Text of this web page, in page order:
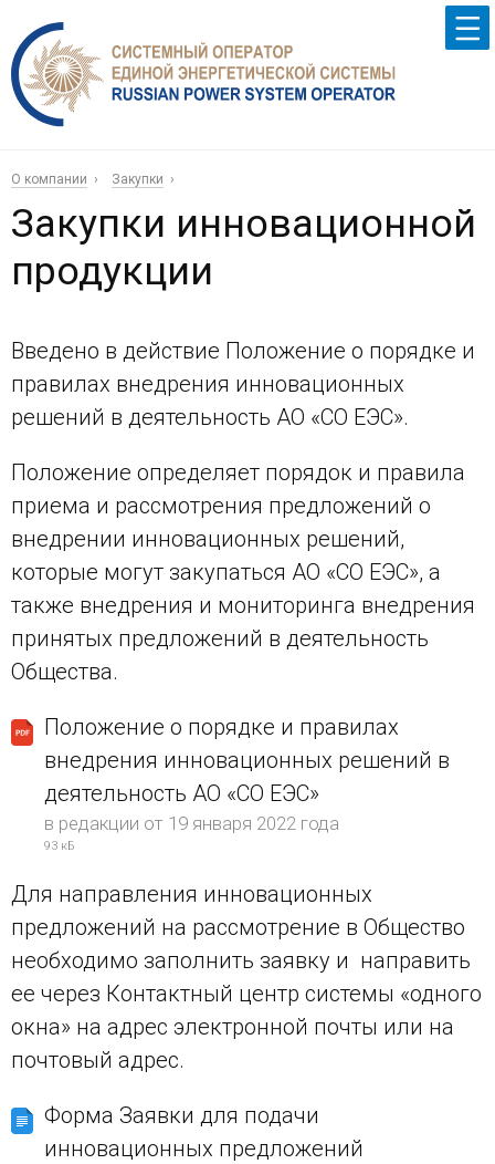
О компании Закупки
Закупки инновационной
продукции
Введено в действие Положение о порядке и
правилах внедрения инновационных
решений в деятельность АО «СО ЕЭС».
Положение определяет порядок и правила
приема и рассмотрения предложений о
внедрении инновационных решений,
которые могут закупаться АО «СО ЕЭС», а
также внедрения и мониторинга внедрения
принятых предложений в деятельность
Общества.
Положение о порядке и правилах
внедрения инновационных решений в
деятельность АО «СО ЕЭС»
в редакции от 19 января 2022 года
93 кБ
Для направления инновационных
предложений на рассмотрение в Общество
необходимо заполнить заявку и направить
ее через Контактный центр системы «одного
окна» на адрес электронной почты или на
почтовый адрес.
Форма Заявки для подачи
инновационных предложений